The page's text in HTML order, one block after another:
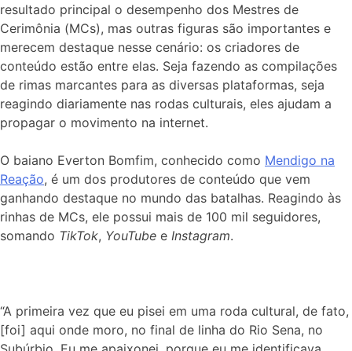
resultado principal o desempenho dos Mestres de
Cerimônia (MCs), mas outras figuras são importantes e
merecem destaque nesse cenário: os criadores de
conteúdo estão entre elas. Seja fazendo as compilações
de rimas marcantes para as diversas plataformas, seja
reagindo diariamente nas rodas culturais, eles ajudam a
propagar o movimento na internet.
O baiano Everton Bomfim, conhecido como Mendigo na
Reação, é um dos produtores de conteúdo que vem
ganhando destaque no mundo das batalhas. Reagindo às
rinhas de MCs, ele possui mais de 100 mil seguidores,
somando TikTok, YouTube e Instagram.
“A primeira vez que eu pisei em uma roda cultural, de fato,
[foi] aqui onde moro, no final de linha do Rio Sena, no